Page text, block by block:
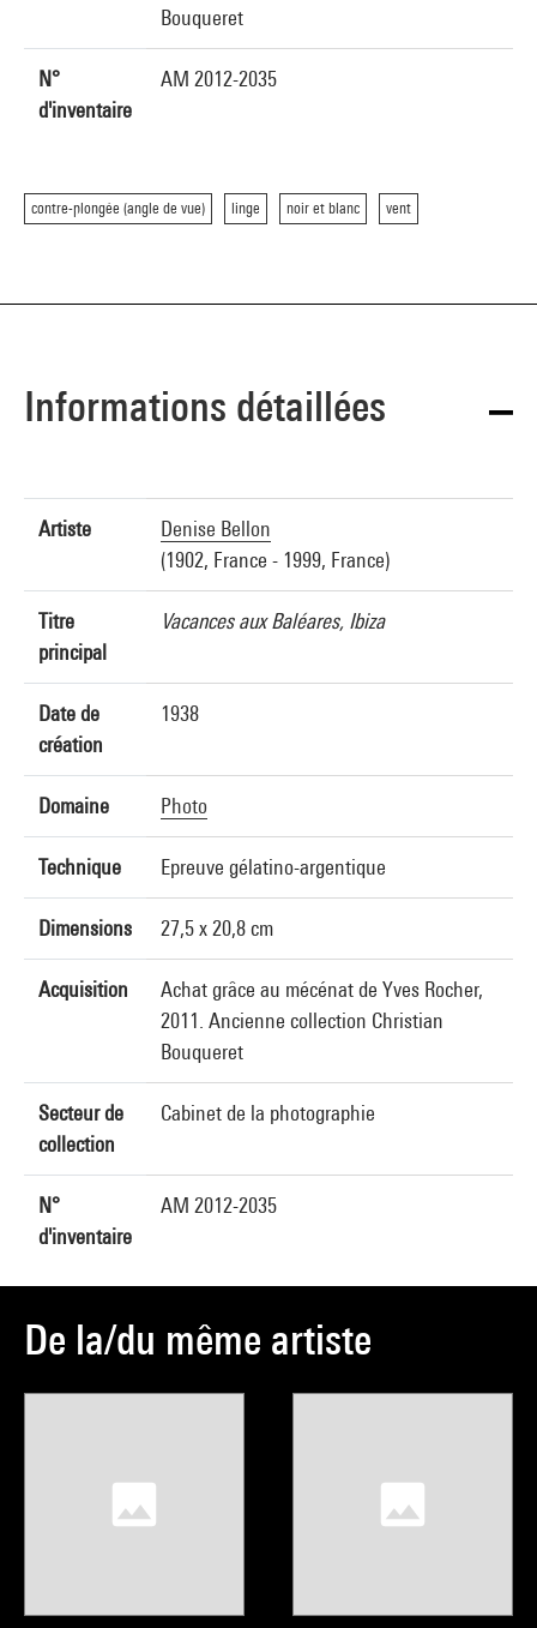
Bouqueret
N°
d'inventaire
AM 2012-2035
contre-plongée (angle de vue) linge noir et blanc vent
Informations détaillées
Artiste
Denise Bellon
(1902, France - 1999, France)
Titre
principal
Vacances aux Baléares, Ibiza
Date de
création
1938
Domaine Photo
Technique Epreuve gélatino-argentique
Dimensions 27,5 x 20,8 cm
Acquisition
Achat grâce au mécénat de Yves Rocher,
2011. Ancienne collection Christian
Bouqueret
Secteur de
collection
Cabinet de la photographie
N°
d'inventaire
AM 2012-2035
De la/du même artiste